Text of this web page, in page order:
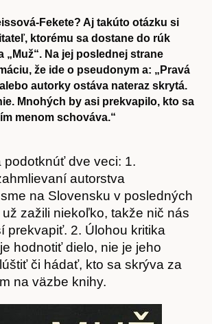
Fekete? Aj takúto otázku si
ktorému sa dostane do rúk
„Muž“. Na jej poslednej strane
že ide o pseudonym a: „Pravá
autorky ostáva nateraz skrytá.
Mnohých by asi prekvapilo, kto sa
menom schováva.“
podotknúť dve veci: 1.
autorstva
na Slovensku v posledných
zažili niekoľko, takže nič nás
prekvapiť. 2. Úlohou kritika
hodnotiť dielo, nie je jeho
či hádať, kto sa skrýva za
na väzbe knihy.